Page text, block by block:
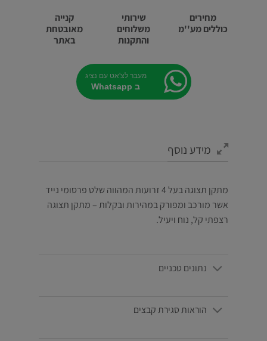
מחירים
כוללים מע''מ
שירותי
משלוחים
והתקנות
קנייה
מאובטחת
באתר
מעבר לצ'אט עם נציג
ב Whatsapp
מידע נוסף
מתקן תצוגה בעל 4 זרועות המהווה שלט פרסומי נייד
אשר מורכב ומפורק במהירות ובקלות – מתקן תצוגה
רצפתי קל, נוח ויעיל.
נתונים טכניים
הוראות סגירת קבצים